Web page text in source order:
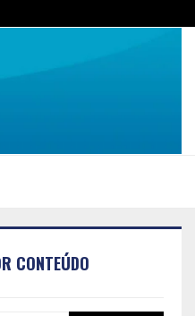
CONTEÚDO